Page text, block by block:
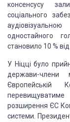
консенсусу
соціального
одностайного
становило 10 %
У Ніцці було
держави-члени
Європейській
перевищуватиме
розширення ЄС
системи.